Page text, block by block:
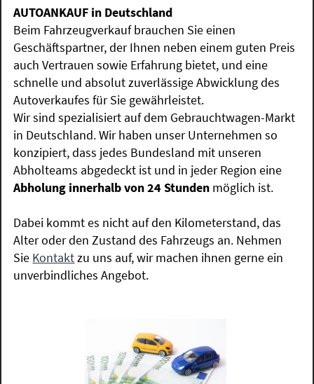
AUTOANKAUF in Deutschland
Beim Fahrzeugverkauf brauchen Sie einen
Geschäftspartner, der Ihnen neben einem guten Preis
auch Vertrauen sowie Erfahrung bietet, und eine
schnelle und absolut zuverlässige Abwicklung des
Autoverkaufes für Sie gewährleistet.
Wir sind spezialisiert auf dem Gebrauchtwagen-Markt
in Deutschland. Wir haben unser Unternehmen so
konzipiert, dass jedes Bundesland mit unseren
Abholteams abgedeckt ist und in jeder Region eine
Abholung innerhalb von 24 Stunden möglich ist.
Dabei kommt es nicht auf den Kilometerstand, das
Alter oder den Zustand des Fahrzeugs an. Nehmen
Sie Kontaktzu uns auf, wir machen ihnen gerne ein
unverbindliches Angebot.